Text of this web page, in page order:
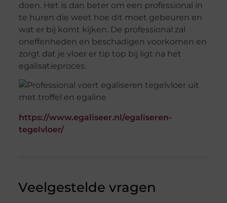
doen. Het is dan beter om een professional in
te huren die weet hoe dit moet gebeuren en
wat er bij komt kijken. De professional zal
oneffenheden en beschadigen voorkomen en
zorgt dat je vloer er tip top bij ligt na het
egalisatieproces.
https://www.egaliseer.nl/egaliseren-
tegelvloer/
Veelgestelde vragen